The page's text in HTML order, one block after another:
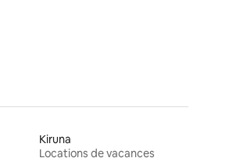
Kiruna
Locations de vacances